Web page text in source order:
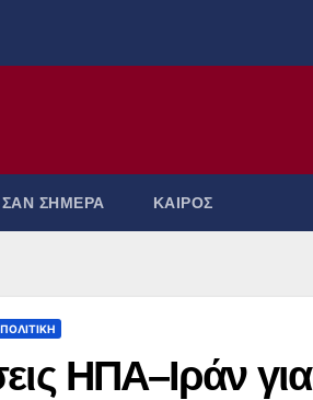
ΣΑΝ ΣΗΜΕΡΑ ΚΑΙΡΟΣ
ΠΟΛΙΤΙΚΗ
ΗΠΑ–Ιράν